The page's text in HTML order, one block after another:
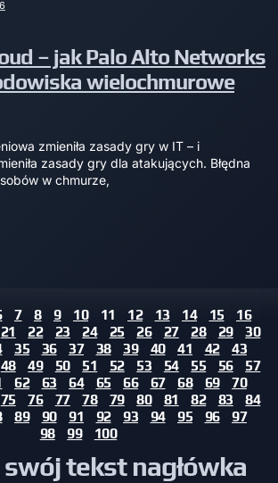
– jak Palo Alto Networks
wielochmurowe
zmieniła zasady gry w IT – i
zasady gry dla atakujących. Błędna
w chmurze,
7 8 9 10 11 12 13 14 15
16
21 22 23 24 25 26 27 28 29
30
35 36 37 38 39 40 41 42
43
48 49 50 51 52 53 54 55 56
57
62 63 64 65 66 67 68 69
70
75 76 77 78 79 80 81 82 83
84
89 90 91 92 93 94 95 96
97
98
99 100
tekst nagłówka